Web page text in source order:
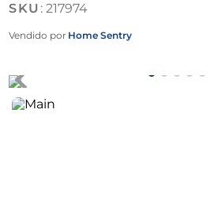
:217974
Vendido por Home Sentry